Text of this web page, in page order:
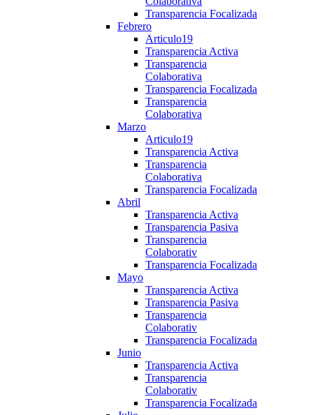
Transparencia Focalizada
Febrero
Articulo19
Transparencia Activa
Transparencia
Colaborativa
Transparencia Focalizada
Transparencia
Colaborativa
Marzo
Articulo19
Transparencia Activa
Transparencia
Colaborativa
Transparencia Focalizada
Abril
Transparencia Activa
Transparencia Pasiva
Transparencia
Colaborativ
Transparencia Focalizada
Mayo
Transparencia Activa
Transparencia Pasiva
Transparencia
Colaborativ
Transparencia Focalizada
Junio
Transparencia Activa
Transparencia
Colaborativ
Transparencia Focalizada